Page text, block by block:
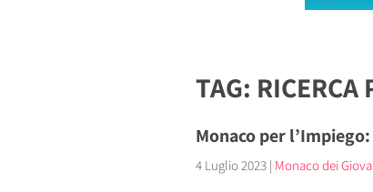
TAG: RICERCA
Monaco per
4 Luglio 2023 | Monaco dei